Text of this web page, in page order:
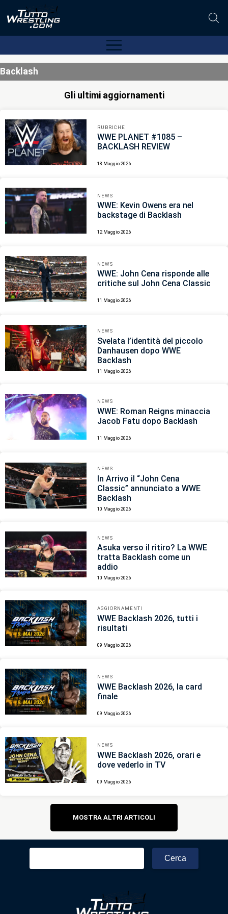
Backlash
Gli ultimi aggiornamenti
RUBRICHE
WWE PLANET #1085 –
BACKLASH REVIEW
18 Maggio 2026
NEWS
WWE: Kevin Owens era nel
backstage di Backlash
12 Maggio 2026
NEWS
WWE: John Cena risponde alle
critiche sul John Cena Classic
11 Maggio 2026
NEWS
Svelata l’identità del piccolo
Danhausen dopo WWE
Backlash
11 Maggio 2026
NEWS
WWE: Roman Reigns minaccia
Jacob Fatu dopo Backlash
11 Maggio 2026
NEWS
In Arrivo il “John Cena
Classic” annunciato a WWE
Backlash
10 Maggio 2026
NEWS
Asuka verso il ritiro? La WWE
tratta Backlash come un
addio
10 Maggio 2026
AGGIORNAMENTI
WWE Backlash 2026, tutti i
risultati
09 Maggio 2026
NEWS
WWE Backlash 2026, la card
finale
09 Maggio 2026
NEWS
WWE Backlash 2026, orari e
dove vederlo in TV
09 Maggio 2026
Navigazione
articoli
MOSTRA ALTRI ARTICOLI